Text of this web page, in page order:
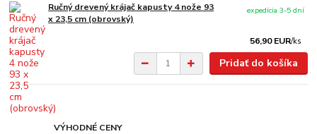
Ručný drevený krájač kapusty 4 nože 93
x 23,5 cm (obrovský)
56,90 EUR/ks
expedícia 3-5 dní
Pridať do košíka
VÝHODNÉ CENY